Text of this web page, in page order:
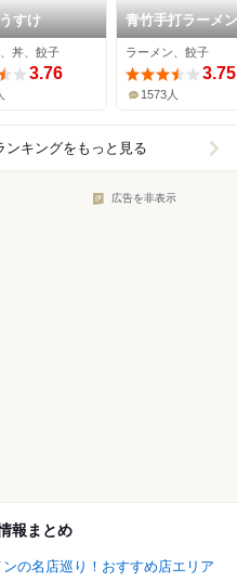
すけ
丼、餃子
3.76
青竹手打ラーメ
向屋
ラーメン、餃子
3.75
1573人
ンキングをもっと見る
広告を非表示
報まとめ
ンの名店巡り！おすすめ店エリア